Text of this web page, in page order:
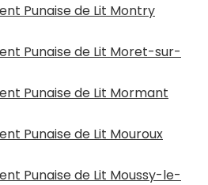
Punaise de Lit Montry
Punaise de Lit Moret-sur-
Punaise de Lit Mormant
Punaise de Lit Mouroux
Punaise de Lit Moussy-le-